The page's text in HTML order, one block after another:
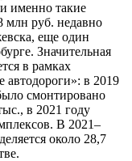
именно такие
млн руб. недавно
еще один
Значительная
в рамках
автодороги»: в 2019
смонтировано
в 2021 году
В 2021–
около 28,7